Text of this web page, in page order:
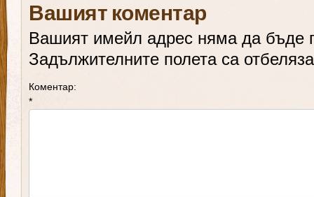
Вашият коментар
Вашият имейл адрес няма да бъде
Задължителните полета са
Коментар:
*